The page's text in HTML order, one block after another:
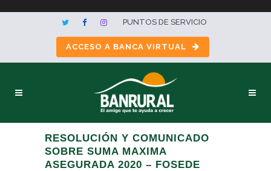
PUNTOS DE SERVICIO
ACCESO A BANCA VIRTUAL
RESOLUCIÓN Y COMUNICADO
SOBRE SUMA MAXIMA
ASEGURADA 2020 – FOSEDE